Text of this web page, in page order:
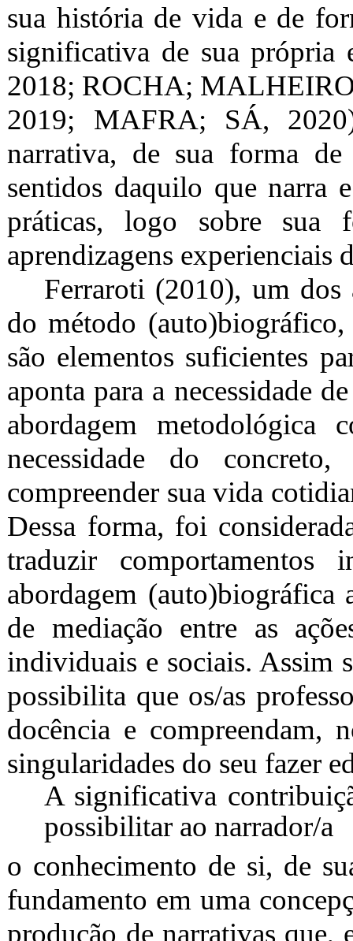
sua história de vida e de
significativa de sua
2018; ROCHA;
2019; MAFRA; SÁ,
narrativa, de sua forma
sentidos daquilo que narra
práticas, logo sobre sua
aprendizagens experienciais
Ferraroti (2010), um dos
do método (auto)biográfico,
são elementos suficientes
aponta para a necessidade
abordagem metodológica
necessidade do
compreender sua vida
Dessa forma, foi
traduzir
abordagem (auto)biográfica
de mediação entre as
individuais e sociais. Assim
possibilita que os/as
docência e compreendam,
singularidades do seu fazer
A significativa
possibilitar ao narrador/a
o conhecimento de si, de
fundamento em uma
produção de narrativas que,